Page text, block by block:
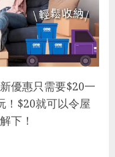
優惠只需要$20一
！$20就可以令屋
下！